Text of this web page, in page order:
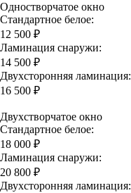
Одностворчатое окно
Стандартное белое:
12 500 ₽
Ламинация снаружи:
14 500 ₽
Двухсторонняя ламинация:
16 500 ₽
Двухстворчатое окно
Стандартное белое:
18 000 ₽
Ламинация снаружи:
20 800 ₽
Двухсторонняя ламинация: